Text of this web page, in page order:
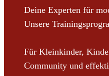
Deine Experten für
Unsere
Für Kleinkinder,
Community und